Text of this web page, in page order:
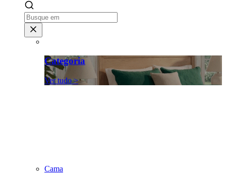
Categoria
Ver tudo >
Cama